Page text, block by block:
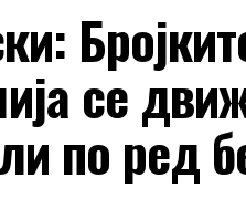
се
по ред